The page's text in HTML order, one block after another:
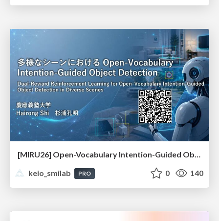
[MIRU26] Open-Vocabulary Intention-Guided Object Detection in Diverse Scenes
keio_smilab
PRO 0 140